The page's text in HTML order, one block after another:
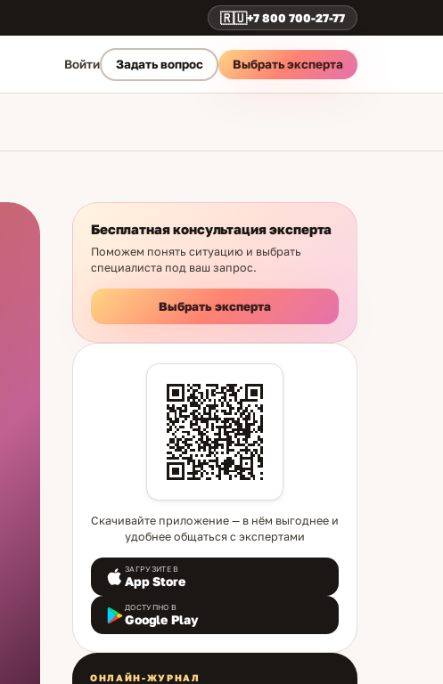
🇷🇺+7 800 700-27-77
Войти Задать вопрос Выбрать эксперта
Бесплатная консультация эксперта
Поможем понять ситуацию и выбрать
специалиста под ваш запрос.
Выбрать эксперта
Скачивайте приложение — в нём выгоднее и
удобнее общаться с экспертами
ЗАГРУЗИТЕ В
App Store
ДОСТУПНО В
Google Play
ОНЛАЙН-ЖУРНАЛ